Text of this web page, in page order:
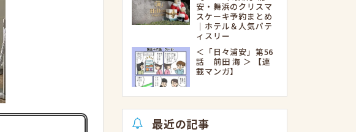
安・舞浜のクリスマ
スケーキ予約まとめ
｜ホテル＆人気パテ
ィスリー
＜「日々浦安」第56
話 前田 海 ＞ 【連
載マンガ】
最近の記事